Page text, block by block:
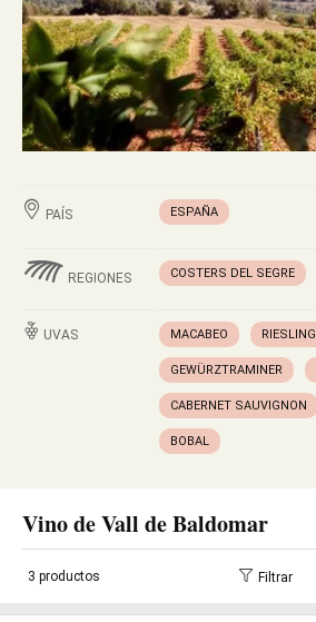
PAÍS ESPAÑA
REGIONES COSTERS DEL SEGRE
UVAS MACABEO RIESLING
GEWÜRZTRAMINER
CABERNET SAUVIGNON
BOBAL
Vino de Vall de Baldomar
3 productos Filtrar